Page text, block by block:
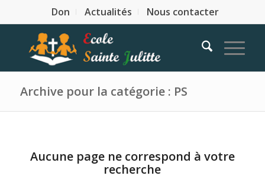
Don Actualités Nous contacter
Archive pour la catégorie : PS
Aucune page ne correspond à votre
recherche